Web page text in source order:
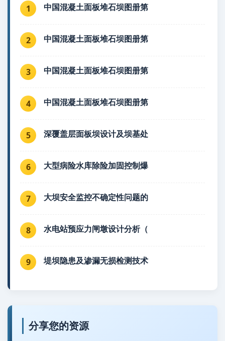
1 中国混凝土面板堆石坝图册第
2 中国混凝土面板堆石坝图册第
3 中国混凝土面板堆石坝图册第
4 中国混凝土面板堆石坝图册第
5 深覆盖层面板坝设计及坝基处
6 大型病险水库除险加固控制爆
7 大坝安全监控不确定性问题的
8 水电站预应力闸墩设计分析（
9 堤坝隐患及渗漏无损检测技术
分享您的资源